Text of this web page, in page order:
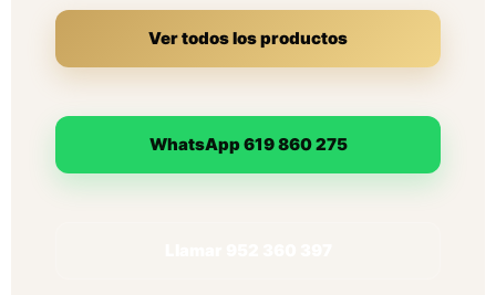
Ver todos los productos
WhatsApp 619 860 275